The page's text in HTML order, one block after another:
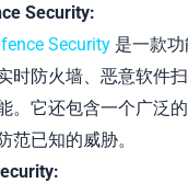
Security:
Security 是一款功
时防火墙、恶意软件
。它还包含一个广泛
范已知的威胁。